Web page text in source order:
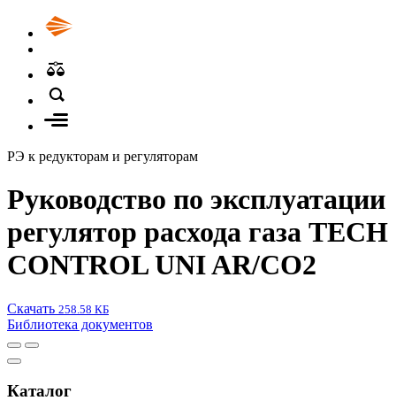
РЭ к редукторам и регуляторам
Руководство по эксплуатации
регулятор расхода газа TECH
CONTROL UNI AR/CO2
Скачать 258.58 КБ
Библиотека документов
Каталог